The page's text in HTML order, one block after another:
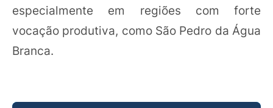
especialmente em regiões com forte
vocação produtiva, como São Pedro da Água
Branca.